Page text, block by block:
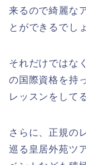
来るので綺麗な
とができるでし
それだけではな
の国際資格を持
レッスンをして
さらに、正規の
巡る皇居外苑ツ